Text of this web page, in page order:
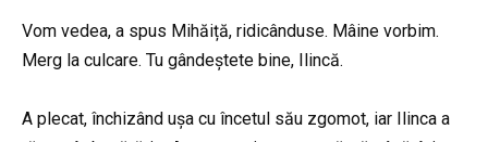
Vom vedea, a spus Mihăiță, ridicânduse. Mâine vorbim.
Merg la culcare. Tu gândeștete bine, Ilincă.
A plecat, închizând ușa cu încetul său zgomot, iar Ilinca a